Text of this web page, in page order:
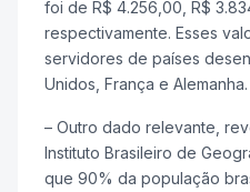
foi de R$ 4.256,00, R$
respectivamente. Esses
servidores de países
Unidos, França e Alemanha.
– Outro dado relevante,
Instituto Brasileiro de
que 90% da população